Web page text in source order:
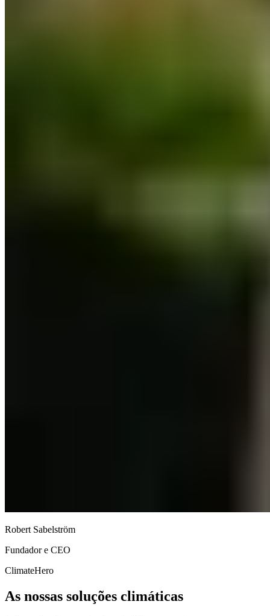
Robert Sabelström
Fundador e CEO
ClimateHero
As nossas soluções climáticas